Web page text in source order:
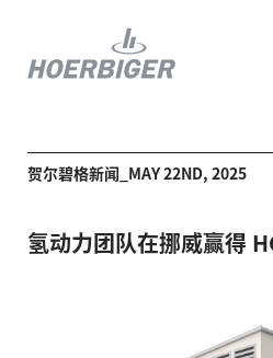
贺尔碧格新闻_MAY 22ND, 2025
氢动力团队在挪威赢得